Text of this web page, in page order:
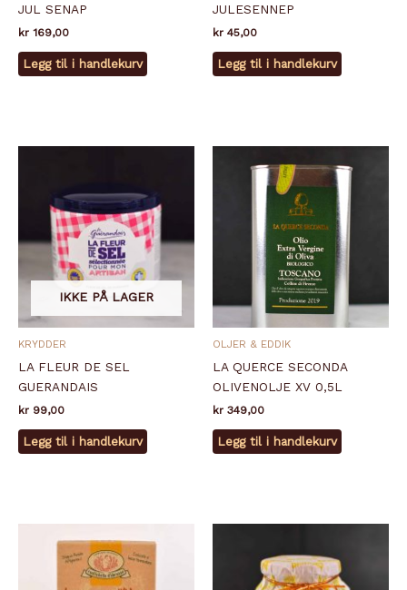
JUL SENAP
kr 169,00
Legg til i handlekurv
JULESENNEP
kr 45,00
Legg til i handlekurv
IKKE PÅ LAGER
KRYDDER
LA FLEUR DE SEL
GUERANDAIS
kr 99,00
Legg til i handlekurv
OLJER & EDDIK
LA QUERCE SECONDA
OLIVENOLJE XV 0,5L
kr 349,00
Legg til i handlekurv